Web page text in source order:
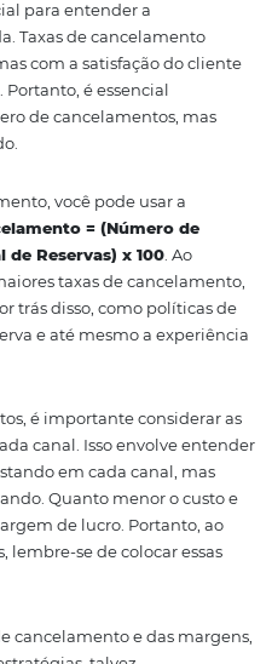
vital analisar o custo por
gasta para gerar
Aqui, você deve
OTAs, mas também os
a vendas diretas.
de Reservas.
os gestores podem tomar
recursos e quais canais
em períodos de alta
de reservas pode
e
parte inevitável do negócio